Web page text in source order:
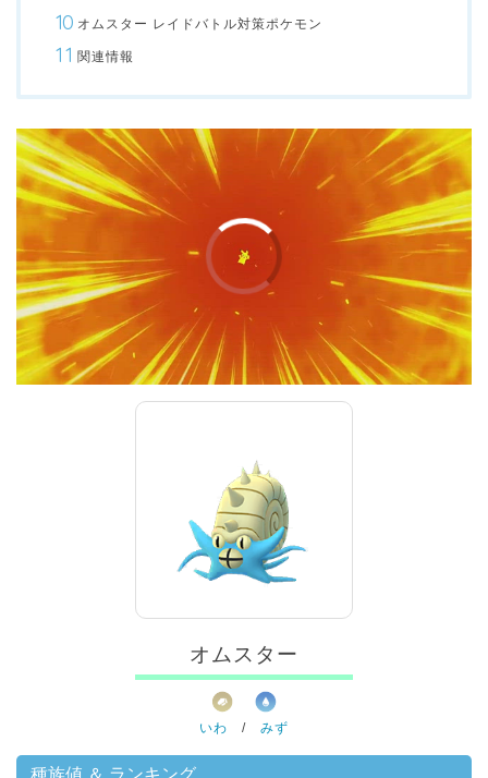
オムスター レイドバトル対策ポケモン
関連情報
00:00 /01:00
オムスター
いわ / みず
種族値 ＆ ランキング